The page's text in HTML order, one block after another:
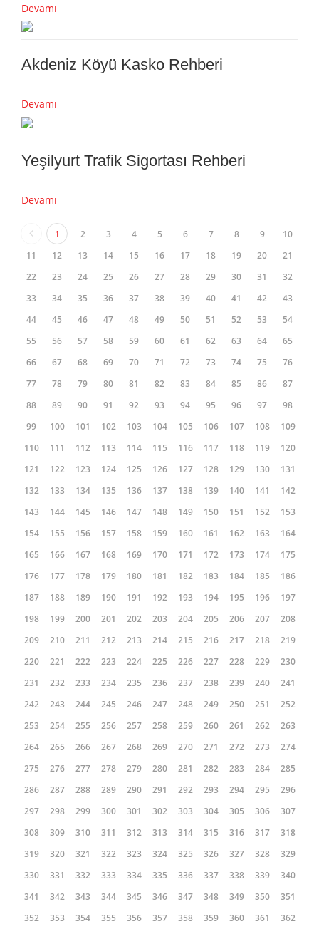
Devamı
Akdeniz Köyü Kasko Rehberi
Devamı
Yeşilyurt Trafik Sigortası Rehberi
Devamı
1 2 3 4 5 6 7 8 9
10
11
12 13 14 15 16 17 18 19 20
21
22
23 24 25 26 27 28 29 30 31
32
33
34 35 36 37 38 39 40 41 42
43
44
45 46 47 48 49 50 51 52 53
54
55
56 57 58 59 60 61 62 63 64
65
66
67 68 69 70 71 72 73 74 75
76
77
78 79 80 81 82 83 84 85 86
87
88
89 90 91 92 93 94 95 96 97
98
99
100 101 102 103 104 105 106 107 108
109
110
111 112 113 114 115 116 117 118 119
120
121
122 123 124 125 126 127 128 129 130
131
132
133 134 135 136 137 138 139 140 141
142
143
144 145 146 147 148 149 150 151 152
153
154
155 156 157 158 159 160 161 162 163
164
165
166 167 168 169 170 171 172 173 174
175
176
177 178 179 180 181 182 183 184 185
186
187
188 189 190 191 192 193 194 195 196
197
198
199 200 201 202 203 204 205 206 207
208
209
210 211 212 213 214 215 216 217 218
219
220
221 222 223 224 225 226 227 228 229
230
231
232 233 234 235 236 237 238 239 240
241
242
243 244 245 246 247 248 249 250 251
252
253
254 255 256 257 258 259 260 261 262
263
264
265 266 267 268 269 270 271 272 273
274
275
276 277 278 279 280 281 282 283 284
285
286
287 288 289 290 291 292 293 294 295
296
297
298 299 300 301 302 303 304 305 306
307
308
309 310 311 312 313 314 315 316 317
318
319
320 321 322 323 324 325 326 327 328
329
330
331 332 333 334 335 336 337 338 339
340
341
342 343 344 345 346 347 348 349 350
351
352
353 354 355 356 357 358 359 360 361
362